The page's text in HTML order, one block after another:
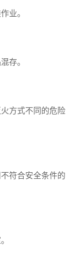
业。
存。
方式不同的危险
符合安全条件的